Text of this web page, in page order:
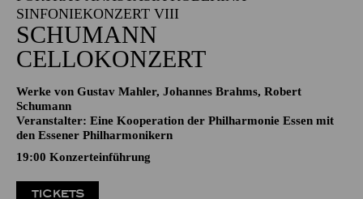
Alfried Krupp Saal
PORTRÄT ANASTASIA KOBEKINA ·
SINFONIEKONZERT VIII
SCHUMANN
CELLOKONZERT
Werke von Gustav Mahler, Johannes Brahms, Robert
Schumann
den Essener Philharmonikern